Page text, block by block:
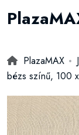
PlazaMAX
bézs színű, 100